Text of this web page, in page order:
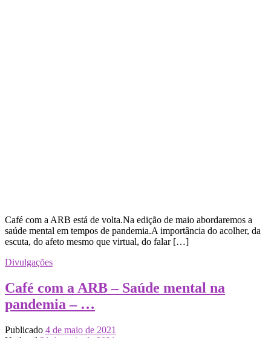
Café com a ARB está de volta.Na edição de maio abordaremos a
saúde mental em tempos de pandemia.A importância do acolher, da
escuta, do afeto mesmo que virtual, do falar […]
Divulgações
Café com a ARB – Saúde mental na
pandemia – …
Publicado 4 de maio de 2021